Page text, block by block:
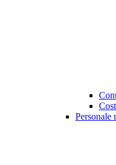
Personale